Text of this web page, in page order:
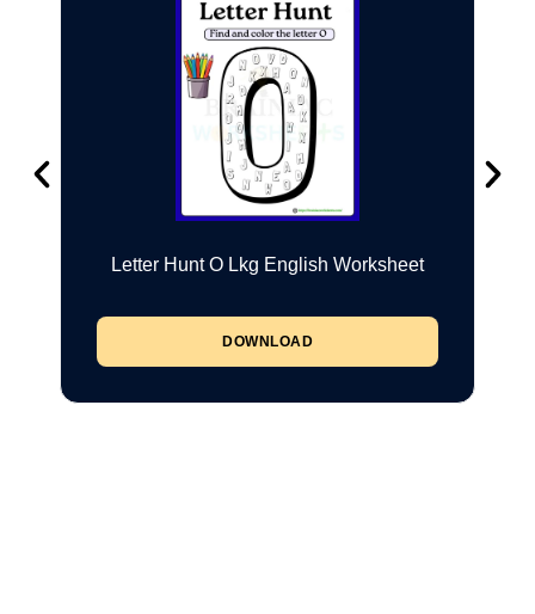
Letter Hunt O Lkg English Worksheet
DOWNLOAD